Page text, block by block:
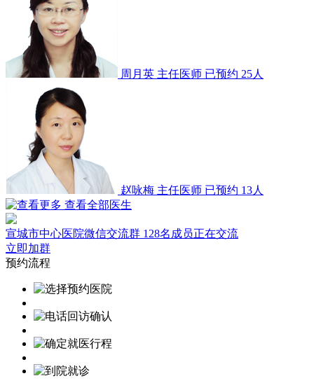
周月英 主任医师 已预约 25人
赵咏梅 主任医师 已预约 13人
查看全部医生
宣城市中心医院微信交流群 128名成员正在交流
立即加群
预约流程